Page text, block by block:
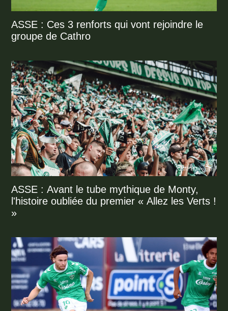
ASSE : Ces 3 renforts qui vont rejoindre le
groupe de Cathro
ASSE : Avant le tube mythique de Monty,
l'histoire oubliée du premier « Allez les Verts !
»